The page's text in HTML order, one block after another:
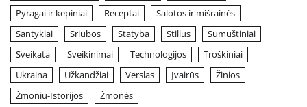
Pyragai ir kepiniai
Receptai
Salotos ir mišrainės
Santykiai
Sriubos Statyba Stilius
Sumuštiniai
Sveikata
Sveikinimai Technologijos
Troškiniai
Ukraina
Užkandžiai Verslas Įvairūs
Žinios
Žmoniu-Istorijos
Žmonės